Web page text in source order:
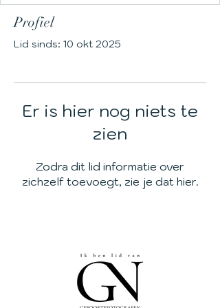
Profiel
Lid sinds: 10 okt 2025
Er is hier nog niets te
zien
Zodra dit lid informatie over
zichzelf toevoegt, zie je dat hier.